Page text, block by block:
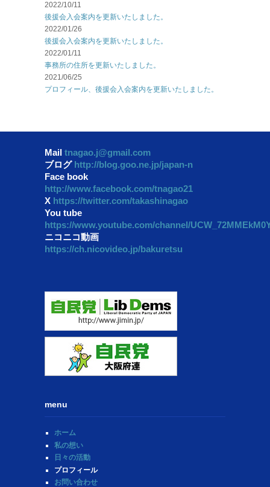
2022/10/11
後援会入会案内を更新いたしました。
2022/01/26
後援会入会案内を更新いたしました。
2022/01/11
事務所の住所を更新いたしました。
2021/06/25
プロフィール、後援会入会案内を更新いたしました。
Mail tnagao.j@gmail.com
ブログ http://blog.goo.ne.jp/japan-n
Face book
http://www.facebook.com/tnagao21
X https://twitter.com/takashinagao
You tube
https://www.youtube.com/channel/
ニコニコ動画
https://ch.nicovideo.jp/bakuretsu
menu
ホーム
私の想い
日々の活動
プロフィール
お問い合わせ